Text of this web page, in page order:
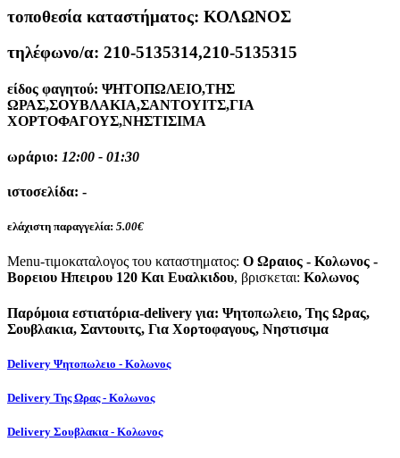
τοποθεσία καταστήματος: ΚΟΛΩΝΟΣ
τηλέφωνο/α: 210-5135314,210-5135315
είδος φαγητού: ΨΗΤΟΠΩΛΕΙΟ,ΤΗΣ
ΩΡΑΣ,ΣΟΥΒΛΑΚΙΑ,ΣΑΝΤΟΥΙΤΣ,ΓΙΑ
ΧΟΡΤΟΦΑΓΟΥΣ,ΝΗΣΤΙΣΙΜΑ
ωράριο: 12:00 - 01:30
ιστοσελίδα: -
ελάχιστη παραγγελία: 5.00€
Menu-τιμοκαταλογος του καταστηματος: Ο Ωραιος - Κολωνος -
Βορειου Ηπειρου 120 Και Ευαλκιδου, βρισκεται: Κολωνος
Παρόμοια εστιατόρια-delivery για: Ψητοπωλειο, Της Ωρας,
Σουβλακια, Σαντουιτς, Για Χορτοφαγους, Νηστισιμα
Delivery Ψητοπωλειο - Κολωνος
Delivery Της Ωρας - Κολωνος
Delivery Σουβλακια - Κολωνος